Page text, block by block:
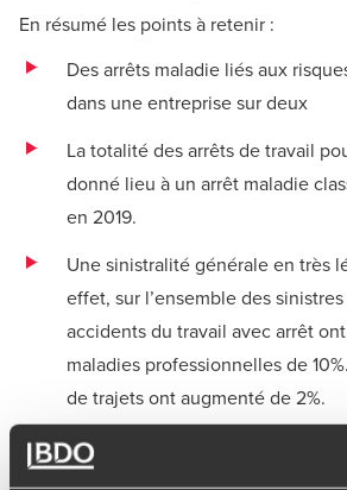
En résumé les points à retenir :
Des arrêts maladie liés aux
dans une entreprise sur deux
La totalité des arrêts de travail
donné lieu à un arrêt maladie
en 2019.
Une sinistralité générale en très
effet, sur l’ensemble des
accidents du travail avec arrêt
maladies professionnelles de
de trajets ont augmenté de 2%.
L’incertitude sur l’avenir de
décisions des entreprises :